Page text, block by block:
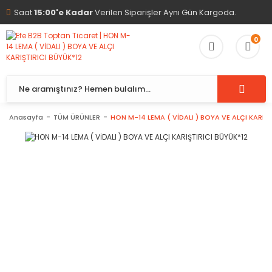
Saat15:00'e KadarVerilen Siparişler Aynı Gün Kargoda.
0
Anasayfa TÜM ÜRÜNLER HON M-14 LEMA ( VİDALI ) BOYA VE ALÇI